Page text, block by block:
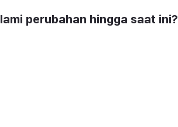
perubahan hingga saat ini?